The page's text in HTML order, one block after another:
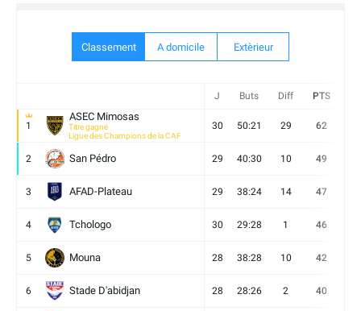
Classement A domicile Extèrieur
J Buts Diff PTS
1
ASEC Mimosas
Titre gagné
Ligue des Champions de la CAF
30 50:21 29 62
2 San Pédro 29 40:30 10 49
3 AFAD-Plateau 29 38:24 14 47
4 Tchologo 30 29:28 1 46
5 Mouna 28 38:28 10 42
6 Stade D'abidjan 28 28:26 2 40